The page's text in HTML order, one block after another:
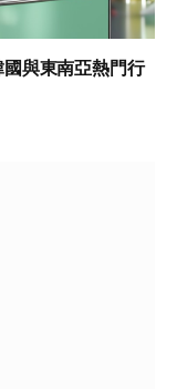
與東南亞熱門行